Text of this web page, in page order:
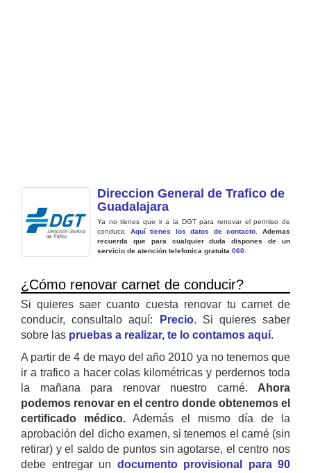
Direccion General de Trafico de
Guadalajara
Ya no tienes que ir a la DGT para renovar el permiso de
conducir. Aquí tienes los datos de contacto .Ademas
recuerda que para cualquier duda dispones de un
servicio de atención telefonica gratuita 060
¿Cómo renovar carnet de conducir?
Si quieres saer cuanto cuesta renovar tu carnet de
conducir, consultalo aquí:
Precio. Si quieres saber
sobre las pruebas a realizar, te lo contamos aquí.
A partir de 4 de mayo del año 2010 ya no tenemos que
ir a trafico a hacer colas kilométricas y perdernos toda
la mañana para renovar nuestro carné. Ahora
podemos renovar en el centro donde obtenemos el
certificado médico. Además el mismo día de la
aprobación del dicho examen, si tenemos el carné (sin
retirar) y el saldo de puntos sin agotarse, el centro nos
debe entregar un documento provisional para 90